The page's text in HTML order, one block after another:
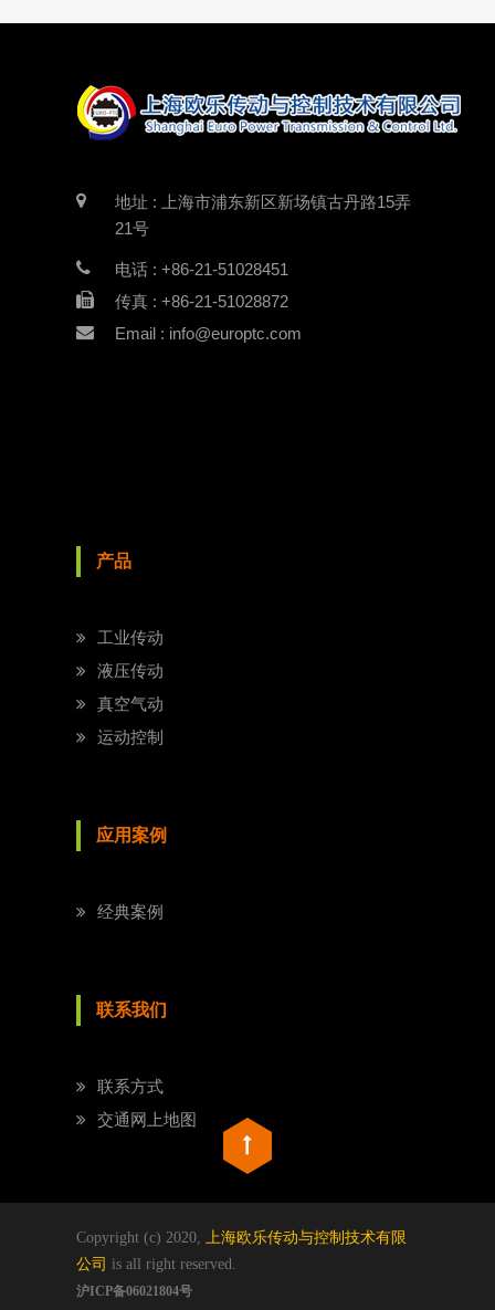
地址 : 上海市浦东新区新场镇古丹路15弄
21号
电话 : +86-21-51028451
传真 : +86-21-51028872
Email : info@europtc.com
产品
工业传动
液压传动
真空气动
运动控制
应用案例
经典案例
联系我们
联系方式
交通网上地图
Copyright (c) 2020, 上海欧乐传动与控制技术有限
公司 is all right reserved.
沪ICP备06021804号